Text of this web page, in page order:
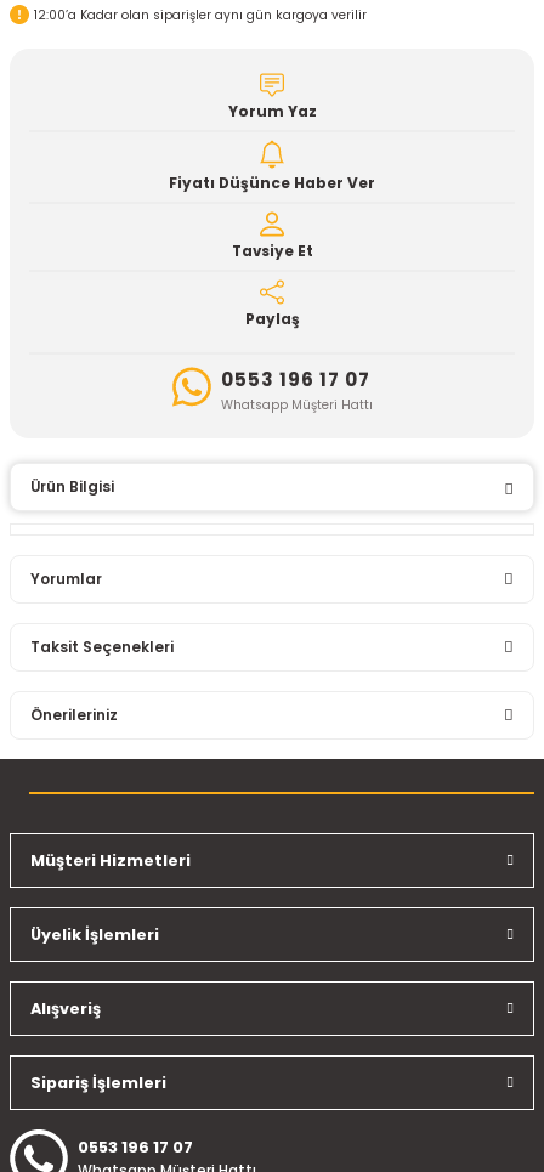
12:00’a Kadar olan siparişler aynı gün kargoya verilir
Yorum Yaz
Fiyatı Düşünce Haber Ver
Tavsiye Et
Paylaş
0553 196 17 07
Whatsapp Müşteri Hattı
Ürün Bilgisi
Yorumlar
Taksit Seçenekleri
Önerileriniz
konularda yetersiz gördüğünüz noktaları öneri formunu
Ürün resmi kalitesiz, bozuk veya görüntülenemiyor.
Ürün açıklamasında eksik bilgiler bulunuyor.
Ürün fiyatı diğer sitelerden daha pahalı.
Bu ürüne benzer farklı alternatifler olmalı.
Müşteri Hizmetleri
Üyelik İşlemleri
Alışveriş
Sipariş İşlemleri
0553 196 17 07